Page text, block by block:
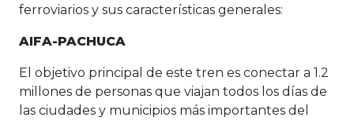
ferroviarios y sus características generales:
AIFA-PACHUCA
El objetivo principal de este tren es conectar a 1.2
millones de personas que viajan todos los días de
las ciudades y municipios más importantes del